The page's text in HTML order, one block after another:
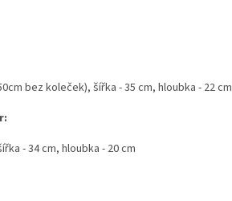
bez koleček), šířka - 35 cm, hloubka - 22 cm
- 34 cm, hloubka - 20 cm